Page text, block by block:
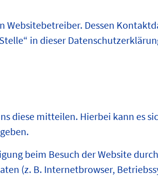
Websitebetreiber. Dessen
in dieser
diese mitteilen. Hierbei kann es
beim Besuch der Website durch
(z. B. Internetbrowser,